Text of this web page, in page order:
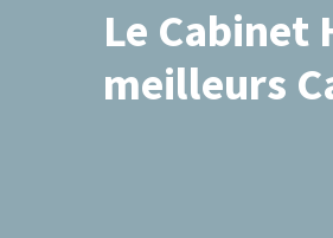
Le Cabinet
meilleurs